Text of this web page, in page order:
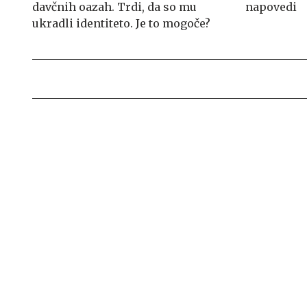
davčnih oazah. Trdi, da so mu
ukradli identiteto. Je to mogoče?
napovedi